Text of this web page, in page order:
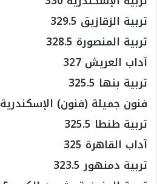
تربية الزقازيق 329.5
تربية المنصورة 328.5
آداب العريش 327
تربية بنها 325.5
فنون جميلة (فنون) الإسكندرية 325.5
تربية طنطا 325.5
آداب القاهرة 325
تربية دمنهور 323.5